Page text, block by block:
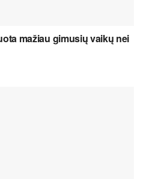
mažiau gimusių vaikų nei